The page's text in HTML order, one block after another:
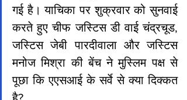
गई है। याचिका पर शुक्रवार को सुनवाई
करते हुए चीफ जस्टिस डी वाई चंद्रचूड,
जस्टिस जेबी पारदीवाला और जस्टिस
मनोज मिश्रा की बेंच ने मुस्लिम पक्ष से
पूछा कि एएसआई के सर्वे से क्या दिक्कत